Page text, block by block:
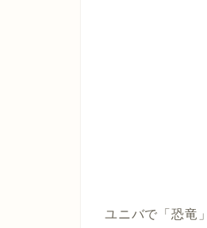
ユニバで「恐竜